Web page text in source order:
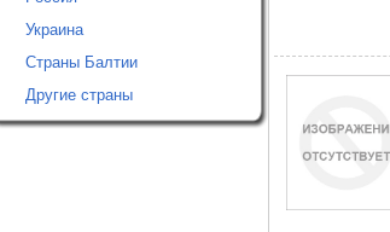
Украина
Страны Балтии
Другие страны